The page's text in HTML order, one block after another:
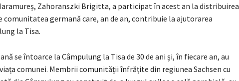
Zahoranszki Brigitta, a participat în acest an la distribuirea
germană care, an de an, contribuie la ajutorarea
la Tisa.
se întoarce la Câmpulung la Tisa de 30 de ani și, în fiecare an, au
comunei. Membrii comunității înfrățite din regiunea Sachsen cu